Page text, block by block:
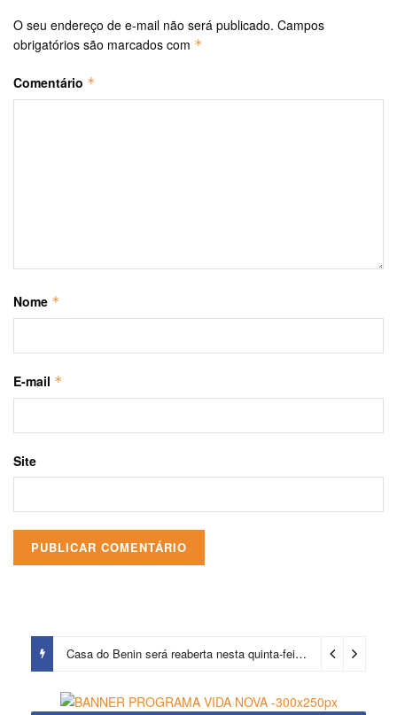
O seu endereço de e-mail não será publicado. Campos
obrigatórios são marcados com *
Comentário *
Nome *
E-mail *
Site
Casa do Benin será reaberta nesta quinta-feira (6) 5 horas ago